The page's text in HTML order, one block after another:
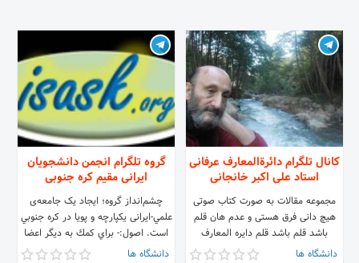
کانال تلگرام دائرةالمعارف عرفانی
استاد علی اکبر خانجانی
مجموعه مقالات به صورت کتاب صوتی
هیچ دانی فرق هستی و عدم هان قلم
باشد قلم باشد قلم دایره المعارف
عرفانی
دانشگاه ها
گروه تلگرام انجمن دانشجویان
ایرانی مقیم کره جنوبی
چشم‌انداز گروه؛ ایجاد یک جامعه‌ی
علمي-ایرانی یکپارچه‌ و پویا در کره جنوبي
است. اصول:- براي كمك به ديگر اعضا
از هيچ تلاشي دريغ نميكنيم.دانشگاه ها